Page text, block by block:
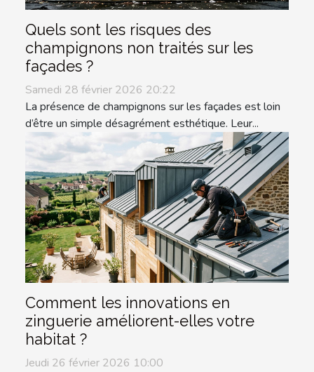
Quels sont les risques des
champignons non traités sur les
façades ?
Samedi 28 février 2026 20:22
La présence de champignons sur les façades est loin
d’être un simple désagrément esthétique. Leur...
Comment les innovations en
zinguerie améliorent-elles votre
habitat ?
Jeudi 26 février 2026 10:00